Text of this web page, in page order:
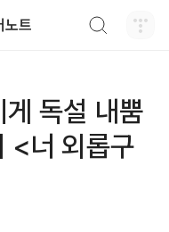
노트
독설 내뿜
<너 외롭구